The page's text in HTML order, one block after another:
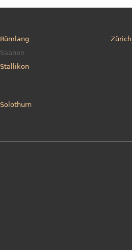
Rümlang
Saanen
Stallikon
Zürich
Solothurn